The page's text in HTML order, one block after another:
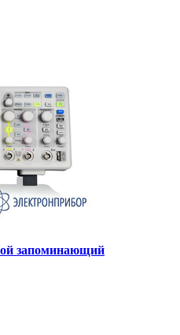
запоминающий